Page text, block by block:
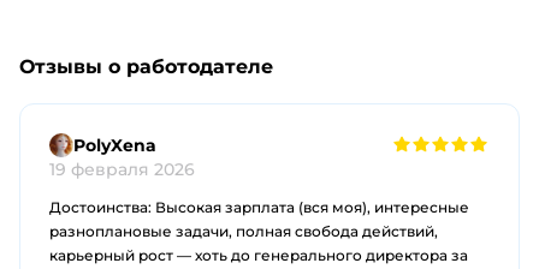
Отзывы о работодателе
PolyXena
19 февраля 2026
Достоинства: Высокая зарплата (вся моя), интересные
разноплановые задачи, полная свобода действий,
карьерный рост — хоть до генерального директора за